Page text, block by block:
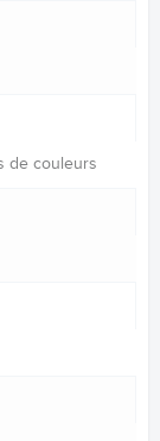
de couleurs